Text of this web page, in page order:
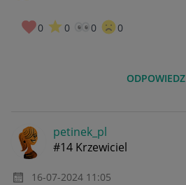
0 0 0 0
ODPOWIEDZ
petinek_pl
#14 Krzewiciel
‎16-07-2024 11:05